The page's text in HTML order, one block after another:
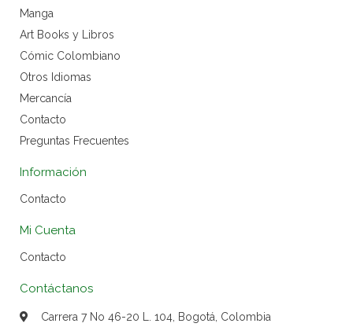
Manga
Art Books y Libros
Cómic Colombiano
Otros Idiomas
Mercancía
Contacto
Preguntas Frecuentes
Información
Contacto
Mi Cuenta
Contacto
Contáctanos
Carrera 7 No 46-20 L. 104, Bogotá, Colombia